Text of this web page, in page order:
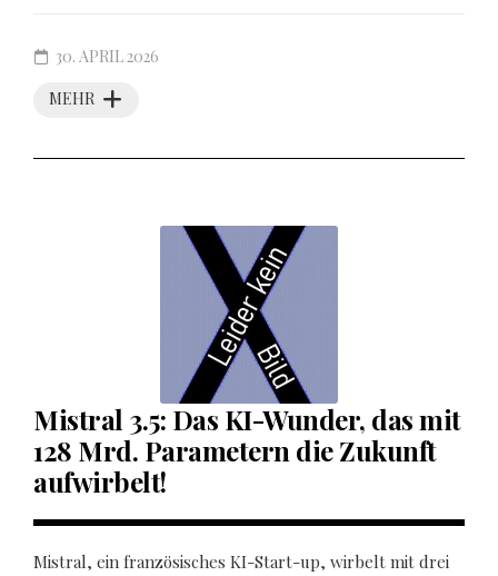
MEHR
30. APRIL 2026
Mistral 3.5: Das KI-Wunder, das mit
128 Mrd. Parametern die Zukunft
aufwirbelt!
Mistral, ein französisches KI-Start-up, wirbelt mit drei